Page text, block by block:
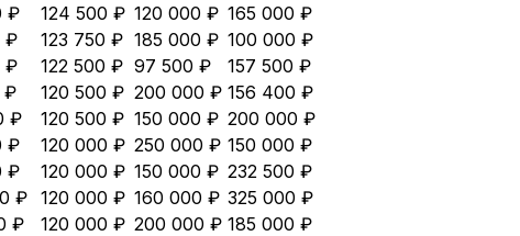
₽ 124 500 ₽ 120 000 ₽ 165 000 ₽
₽ 123 750 ₽ 185 000 ₽ 100 000 ₽
₽ 122 500 ₽ 97 500 ₽
157 500 ₽
₽ 120 500 ₽ 200 000 ₽ 156 400 ₽
₽ 120 500 ₽ 150 000 ₽ 200 000 ₽
₽ 120 000 ₽ 250 000 ₽ 150 000 ₽
₽ 120 000 ₽ 150 000 ₽ 232 500 ₽
₽ 120 000 ₽ 160 000 ₽ 325 000 ₽
₽ 120 000 ₽ 200 000 ₽ 185 000 ₽